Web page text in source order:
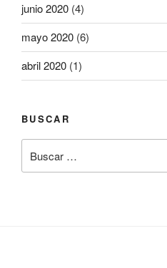
junio 2020 (4)
mayo 2020 (6)
abril 2020 (1)
BUSCAR
por: